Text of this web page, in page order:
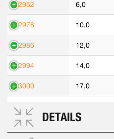
42952 6,0
42978 10,0
42986 12,0
42994 14,0
43000 17,0
DETAILS